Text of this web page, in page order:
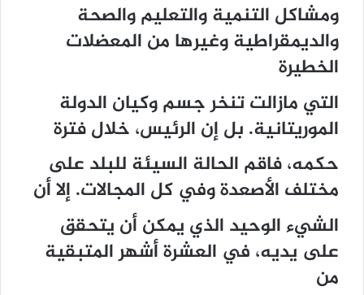
ومشاكل التنمية والتعليم والصحة
والديمقراطية وغيرها من المعضلات
الخطيرة
التي مازالت تنخر جسم وكيان الدولة
الموريتانية. بل إن الرئيس، خلال فترة
حكمه، فاقم الحالة السيئة للبلد على
مختلف الأصعدة وفي كل المجالات. إلا أن
الشيء الوحيد الذي يمكن أن يتحقق
على يديه، في العشرة أشهر المتبقية
من